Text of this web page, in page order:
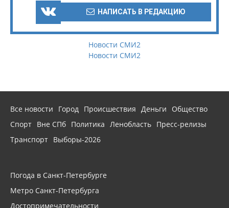
НАПИСАТЬ В РЕДАКЦИЮ
Новости СМИ2
Новости СМИ2
Все новости Город Происшествия Деньги
Общество
Спорт Вне СПб Политика Ленобласть Пресс-релизы
Транспорт Выборы-2026
Погода в Санкт-Петербурге
Метро Санкт-Петербурга
Достопримечательности